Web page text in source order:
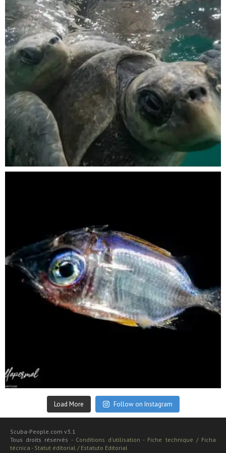
Sep 24
Load More Follow on Instagram
Scuba-People.com v3.1
Tous droits réservés - Conditions d'utilisation - Fiche technique / Ficha
técnica - Statut éditorial / Estatuto Editorial